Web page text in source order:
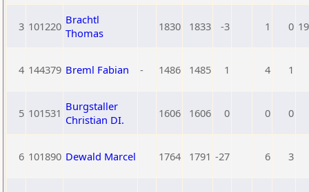
3 101220 Brachtl
Thomas
1830 1833 -3 1 0
4 144379 Breml Fabian - 1486 1485 1 4 1
5 101531 Burgstaller
Christian DI.
1606 1606 0 0 0
6 101890 Dewald Marcel 1764 1791 -27 6 3